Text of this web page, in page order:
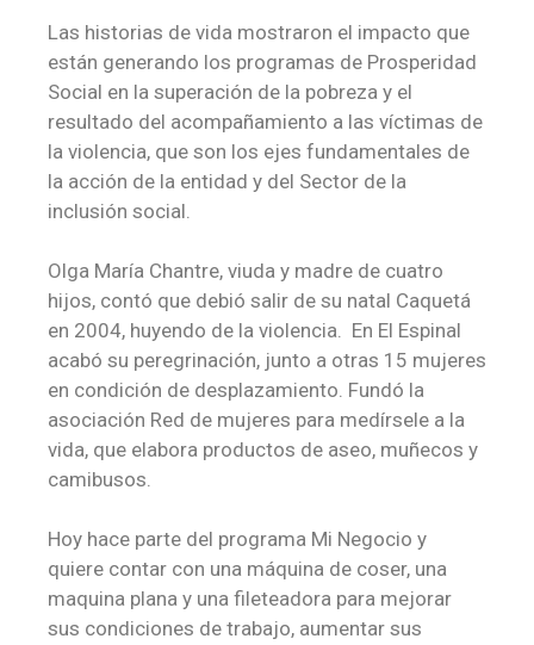
Las historias de vida mostraron el impacto que
están generando los programas de Prosperidad
Social en la superación de la pobreza y el
resultado del acompañamiento a las víctimas de
la violencia, que son los ejes fundamentales de
la acción de la entidad y del Sector de la
inclusión social.
Olga María Chantre, viuda y madre de cuatro
hijos, contó que debió salir de su natal Caquetá
en 2004, huyendo de la violencia. En El Espinal
acabó su peregrinación, junto a otras 15 mujeres
en condición de desplazamiento. Fundó la
asociación Red de mujeres para medírsele a la
vida, que elabora productos de aseo, muñecos y
camibusos.
Hoy hace parte del programa Mi Negocio y
quiere contar con una máquina de coser, una
maquina plana y una fileteadora para mejorar
sus condiciones de trabajo, aumentar sus